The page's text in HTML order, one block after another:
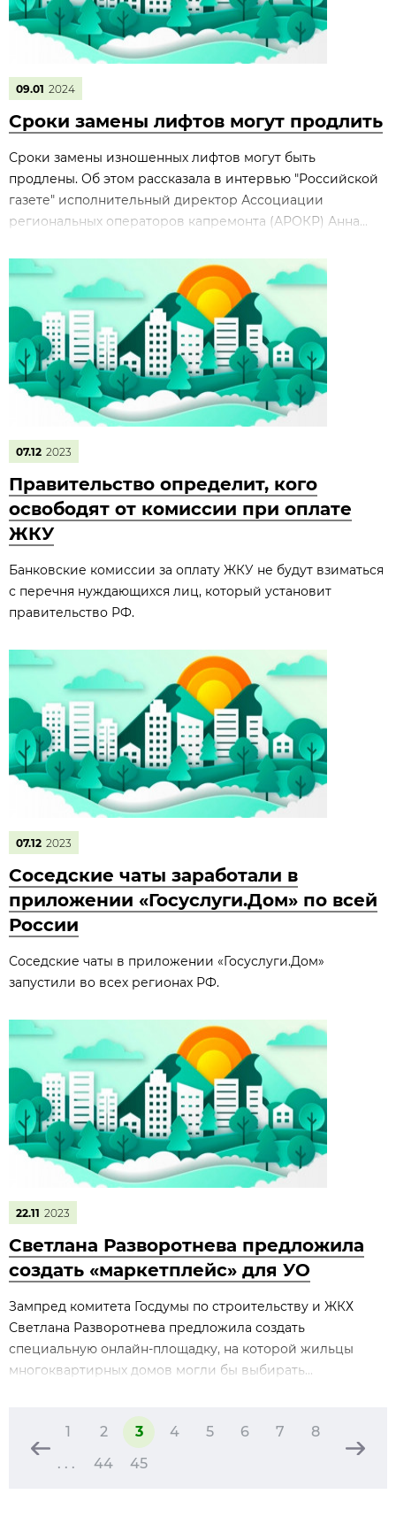
09.01 2024
Сроки замены лифтов могут продлить
Сроки замены изношенных лифтов могут быть
продлены. Об этом рассказала в интервью "Российской
газете" исполнительный директор Ассоциации
региональных операторов капремонта (АРОКР) Анна...
07.12 2023
Правительство определит, кого
освободят от комиссии при оплате
ЖКУ
Банковские комиссии за оплату ЖКУ не будут взиматься
с перечня нуждающихся лиц, который установит
правительство РФ.
07.12 2023
Соседские чаты заработали в
приложении «Госуслуги.Дом» по всей
России
Соседские чаты в приложении «Госуслуги.Дом»
запустили во всех регионах РФ.
22.11 2023
Светлана Разворотнева предложила
создать «маркетплейс» для УО
Зампред комитета Госдумы по строительству и ЖКХ
Светлана Разворотнева предложила создать
специальную онлайн-площадку, на которой жильцы
многоквартирных домов могли бы выбирать...
1 2 3 4 5 6 7
8
. . .
44 45